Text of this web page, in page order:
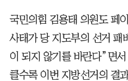
국민의힘 김용태 의원도 페
사태가 당 지도부의 선거 패
이 되지 않기를 바란다”면
클수록 이번 지방선거의 결